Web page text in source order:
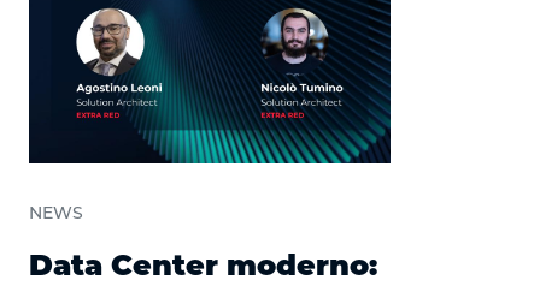
NEWS
Data Center moderno: